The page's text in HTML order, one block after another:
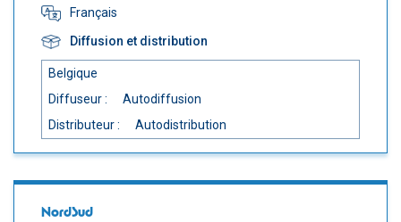
Français
Diffusion et distribution
Belgique
Diffuseur :
Autodiffusion
Distributeur :
Autodistribution
NordSud